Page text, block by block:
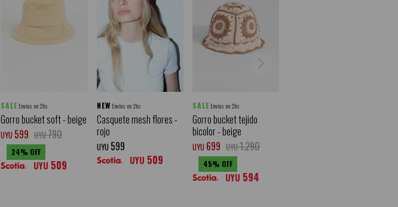
SALE Envíos en 2hs
Gorro bucket soft - beige
UYU 599 UYU790
24
UYU 509
NEW Envíos en 2hs
Casquete mesh flores -
rojo
UYU 599
UYU 509
SALE Envíos en 2hs
Gorro bucket tejido
bicolor - beige
UYU 699 UYU1.290
45
UYU 594